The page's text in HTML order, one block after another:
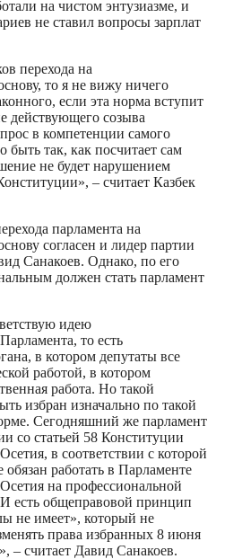
на чистом энтузиазме, и
не ставил вопросы зарплат
перехода на
то я не вижу ничего
если эта норма вступит
действующего созыва
в компетенции самого
быть так, как посчитает сам
не будет нарушением
– считает Казбек
парламента на
согласен и лидер партии
Санакоев. Однако, по его
должен стать парламент
идею
то есть
в котором депутаты все
работой, в котором
работа. Но такой
избран изначально по такой
Сегодняшний же парламент
со статьей 58 Конституции
в соответствии с которой
обязан работать в Парламенте
на профессиональной
есть общеправовой принцип
не имеет», который не
права избранных 8 июня
– считает Давид Санакоев.